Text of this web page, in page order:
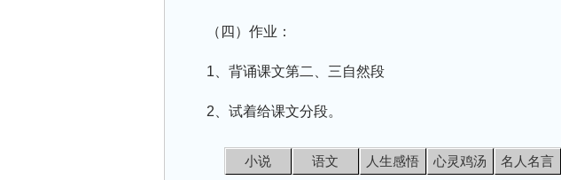
（四）作业：
1、背诵课文第二、三自然段
2、试着给课文分段。
小说 语文 人生感悟 心灵鸡汤 名人名言